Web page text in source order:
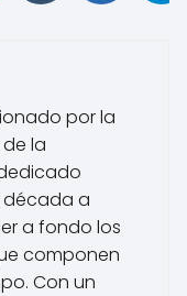
por la
la
década a
a fondo los
componen
Con un